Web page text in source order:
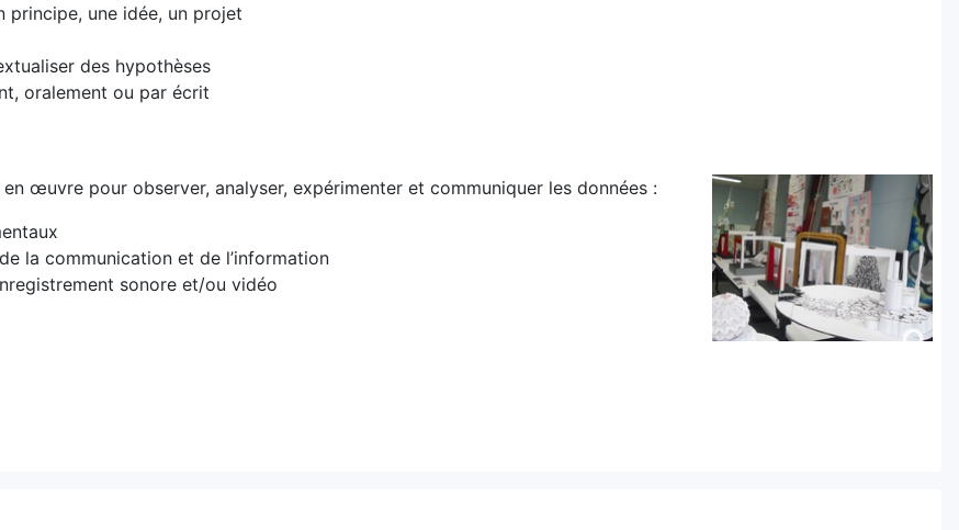
principe, une idée, un projet
des hypothèses
oralement ou par écrit
œuvre pour observer, analyser, expérimenter et communiquer les données :
la communication et de l’information
sonore et/ou vidéo